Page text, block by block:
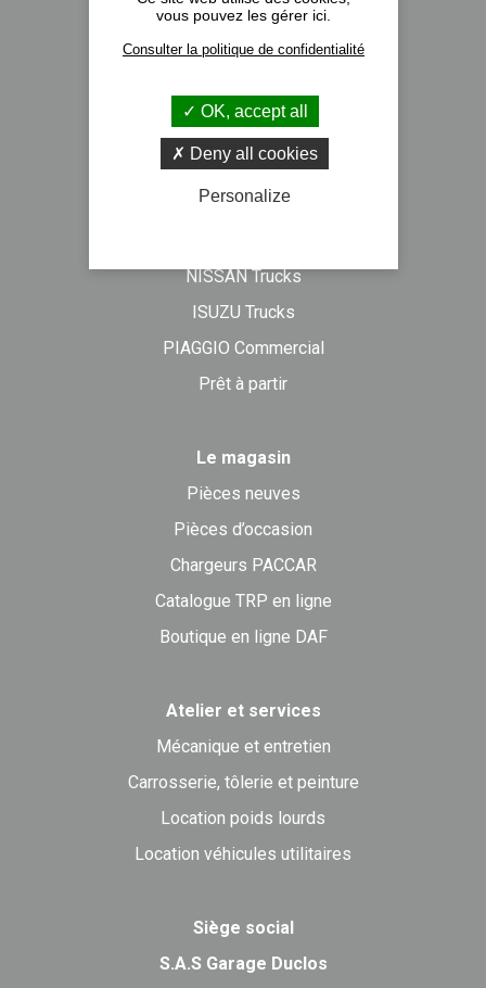
Nos implantations
Recrutement
Actualités
Formulaire de contact
Véhicules neufs
NISSAN Trucks
ISUZU Trucks
PIAGGIO Commercial
Prêt à partir
Le magasin
Pièces neuves
Pièces d’occasion
Chargeurs PACCAR
Catalogue TRP en ligne
Boutique en ligne DAF
Atelier et services
Mécanique et entretien
Carrosserie, tôlerie et peinture
Location poids lourds
Location véhicules utilitaires
Siège social
S.A.S Garage Duclos
vous pouvez les gérer ici.
Consulter la politique de confidentialité
OK, accept all
Deny all cookies
Personalize